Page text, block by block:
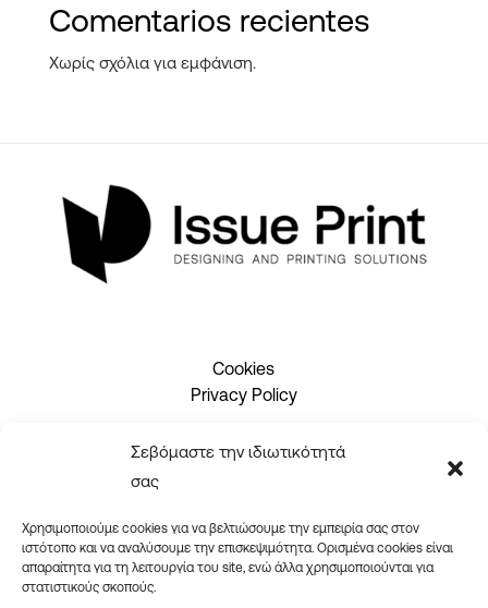
Σεβόμαστε την ιδιωτικότητά
σας
Χρησιμοποιούμε cookies για να βελτιώσουμε την εμπειρία σας στον
ιστότοπο και να αναλύσουμε την επισκεψιμότητα. Ορισμένα cookies είναι
απαραίτητα για τη λειτουργία του site, ενώ άλλα χρησιμοποιούνται για
στατιστικούς σκοπούς.
Comentarios recientes
Χωρίς σχόλια για εμφάνιση.
Cookies
Privacy Policy
2310 465660
info@issueprint.gr|ipsilou@gmail.com